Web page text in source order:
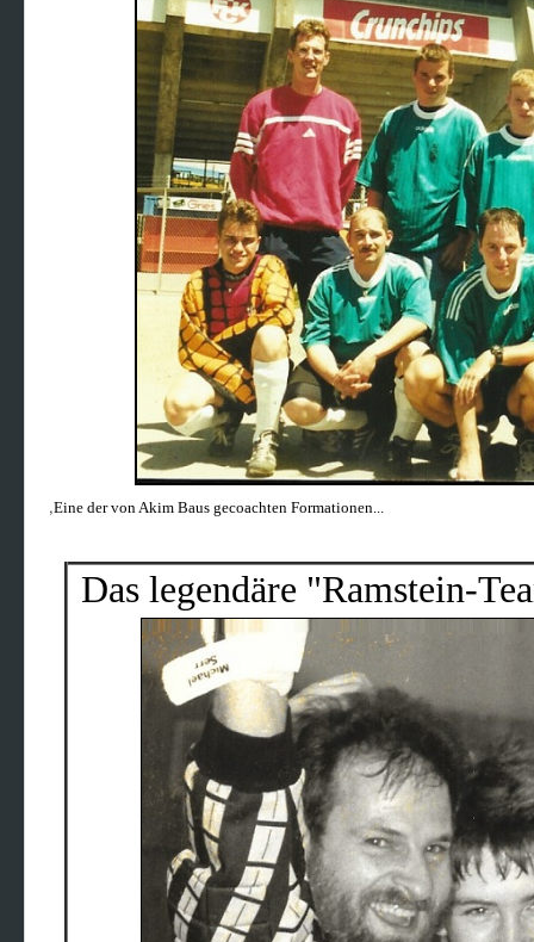
,Eine der von Akim Baus gecoachten Formationen...
Das legendäre "Ramstein-